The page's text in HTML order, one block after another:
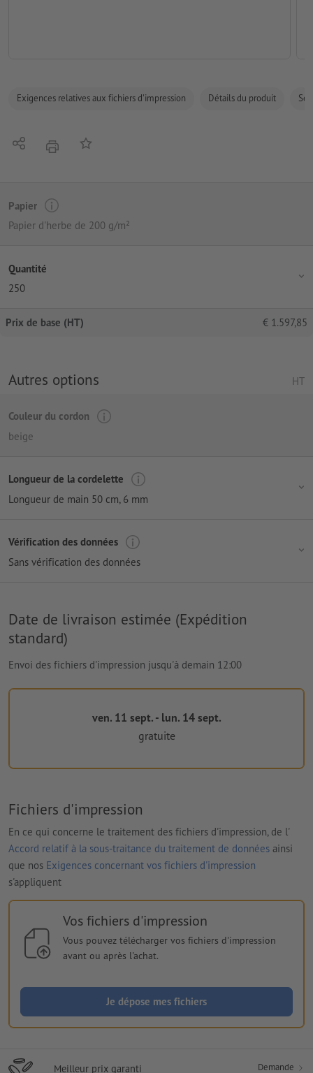
Exigences relatives aux fichiers d'impression Détails du produit
PartagerimprimerAjouter à liste d'article
Papier
Papier d'herbe de 200 g/m²
Quantité
250
Prix de base (HT) € 1.597,85
Autres options HT
Couleur du cordon
beige
Longueur de la cordelette
Longueur de main 50 cm, 6 mm
Vérification des données
Sans vérification des données
Date de livraison estimée (Expédition
standard)
Envoi des fichiers d'impression jusqu'à demain 12:00
ven. 11 sept. - lun. 14 sept.
gratuite
Fichiers d'impression
En ce qui concerne le traitement des fichiers d'impression, de l'
Accord relatif à la sous-traitance du traitement de données ainsi
que nos Exigences concernant vos fichiers d'impression
s'appliquent
Vos fichiers d'impression
Vous pouvez télécharger vos fichiers d'impression
avant ou après l'achat.
Je dépose mes fichiers
Meilleur prix garanti Demande